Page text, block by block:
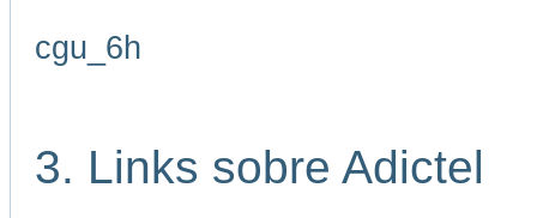
cgu_6h
3. Links sobre Adictel